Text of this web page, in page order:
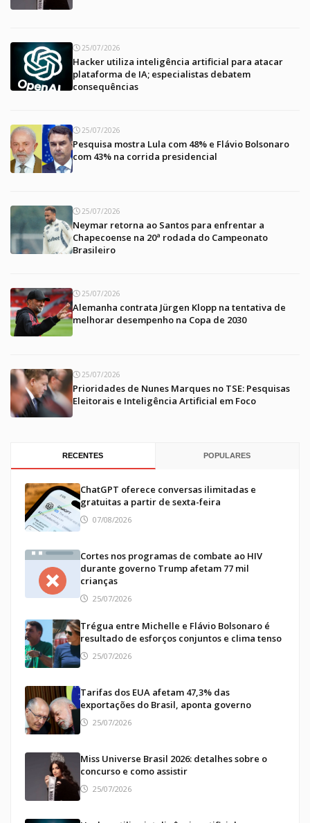
25/07/2026
Hacker utiliza inteligência artificial para atacar
plataforma de IA; especialistas debatem
consequências
25/07/2026
Pesquisa mostra Lula com 48% e Flávio Bolsonaro
com 43% na corrida presidencial
25/07/2026
Neymar retorna ao Santos para enfrentar a
Chapecoense na 20ª rodada do Campeonato
Brasileiro
25/07/2026
Alemanha contrata Jürgen Klopp na tentativa de
melhorar desempenho na Copa de 2030
25/07/2026
Prioridades de Nunes Marques no TSE: Pesquisas
Eleitorais e Inteligência Artificial em Foco
RECENTES POPULARES
ChatGPT oferece conversas ilimitadas e
gratuitas a partir de sexta-feira
07/08/2026
Cortes nos programas de combate ao HIV
durante governo Trump afetam 77 mil
crianças
25/07/2026
Trégua entre Michelle e Flávio Bolsonaro é
resultado de esforços conjuntos e clima tenso
25/07/2026
Tarifas dos EUA afetam 47,3% das
exportações do Brasil, aponta governo
25/07/2026
Miss Universe Brasil 2026: detalhes sobre o
concurso e como assistir
25/07/2026